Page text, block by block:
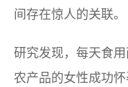
间存在惊人的关联。
研究发现，每天食
农产品的女性成功